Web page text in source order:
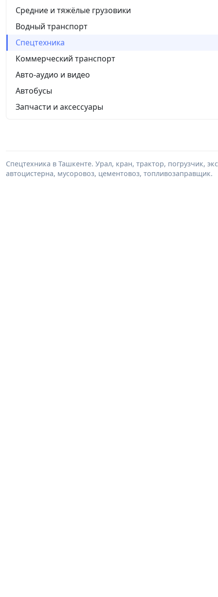
Средние и тяжёлые грузовики
Водный транспорт
Спецтехника
Коммерческий транспорт
Авто-аудио и видео
Автобусы
Запчасти и аксессуары
Спецтехника в Ташкенте. Урал, кран, трактор, погрузчик,
автоцистерна, мусоровоз, цементовоз, топливозаправщик.